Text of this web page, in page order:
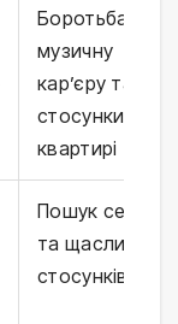
Боротьба за
музичну
кар’єру та
стосунки в
квартирі
Пошук себе
та щасливих
стосунків